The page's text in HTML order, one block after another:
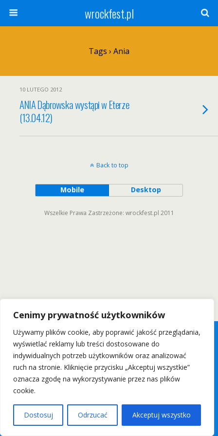
Cenimy prywatność użytkowników
Używamy plików cookie, aby poprawić jakość przeglądania,
wyświetlać reklamy lub treści dostosowane do
indywidualnych potrzeb użytkowników oraz analizować
ruch na stronie. Kliknięcie przycisku „Akceptuj wszystkie”
oznacza zgodę na wykorzystywanie przez nas plików
cookie.
Dostosuj Odrzucać Akceptuj wszystko
wrockfest.pl
Tags › Ania
10 LUTEGO 2012
ANIA Dąbrowska wystąpi w Eterze
(13.04.12)
Back to top
Mobile Desktop
Wszelkie Prawa Zastrzeżone: wrockfest.pl 2011